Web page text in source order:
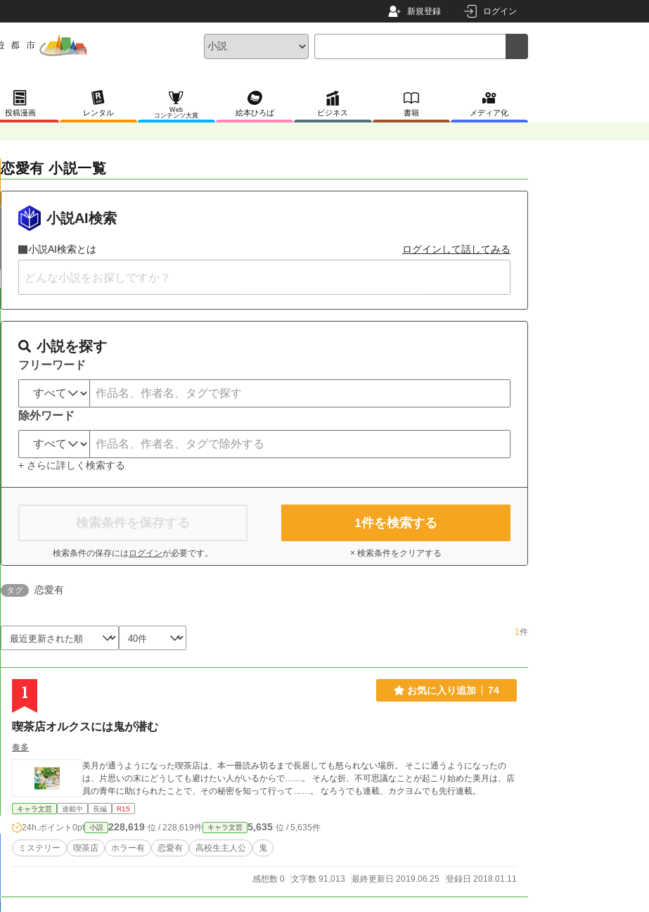
新規登録 ログイン
投稿漫画 レンタル
Web
コンテンツ大賞
絵本ひろば ビジネス 書籍 メディア化
恋愛有 小説一覧
小説AI検索
小説AI検索とは ログインして話してみる
小説を探す
フリーワード
除外ワード
+ さらに詳しく検索する
検索条件を保存する
検索条件の保存には ログインが必要です。
1件を検索する
× 検索条件をクリアする
タグ 恋愛有
1件
1 お気に入り追加 74
喫茶店オルクスには鬼が潜む
奏多
美月が通うようになった喫茶店は、本一冊読み切るまで長居しても怒られない場所。 そこに通うようになったの
は、片思いの末にどうしても避けたい人がいるからで……。 そんな折、不可思議なことが起こり始めた美月は、店
員の青年に助けられたことで、その秘密を知って行って……。 なろうでも連載、カクヨムでも先行連載。
キャラ文芸 連載中 長編 R15
24h.ポイント 0pt 小説 228,619 位 / 228,619件 キャラ文芸 5,635 位 / 5,635件
ミステリー 喫茶店 ホラー有 恋愛有 高校生主人公 鬼
感想数 0 文字数 91,013 最終更新日 2019.06.25 登録日 2018.01.11